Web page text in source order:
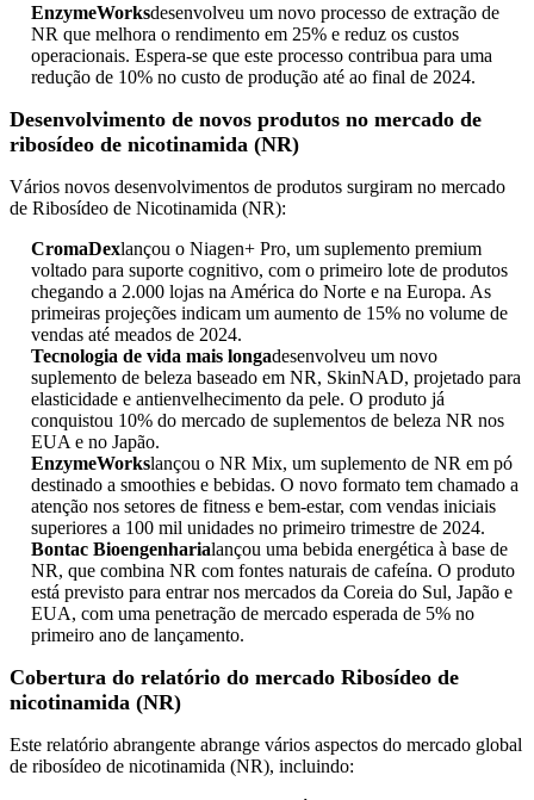
EnzymeWorksdesenvolveu um novo processo de extração de
NR que melhora o rendimento em 25% e reduz os custos
operacionais. Espera-se que este processo contribua para uma
redução de 10% no custo de produção até ao final de 2024.
Desenvolvimento de novos produtos no mercado de
ribosídeo de nicotinamida (NR)
Vários novos desenvolvimentos de produtos surgiram no mercado
de Ribosídeo de Nicotinamida (NR):
CromaDexlançou o Niagen+ Pro, um suplemento premium
voltado para suporte cognitivo, com o primeiro lote de produtos
chegando a 2.000 lojas na América do Norte e na Europa. As
primeiras projeções indicam um aumento de 15% no volume de
vendas até meados de 2024.
Tecnologia de vida mais longadesenvolveu um novo
suplemento de beleza baseado em NR, SkinNAD, projetado para
elasticidade e antienvelhecimento da pele. O produto já
conquistou 10% do mercado de suplementos de beleza NR nos
EUA e no Japão.
EnzymeWorkslançou o NR Mix, um suplemento de NR em pó
destinado a smoothies e bebidas. O novo formato tem chamado a
atenção nos setores de fitness e bem-estar, com vendas iniciais
superiores a 100 mil unidades no primeiro trimestre de 2024.
Bontac Bioengenharialançou uma bebida energética à base de
NR, que combina NR com fontes naturais de cafeína. O produto
está previsto para entrar nos mercados da Coreia do Sul, Japão e
EUA, com uma penetração de mercado esperada de 5% no
primeiro ano de lançamento.
Cobertura do relatório do mercado Ribosídeo de
nicotinamida (NR)
Este relatório abrangente abrange vários aspectos do mercado global
de ribosídeo de nicotinamida (NR), incluindo: